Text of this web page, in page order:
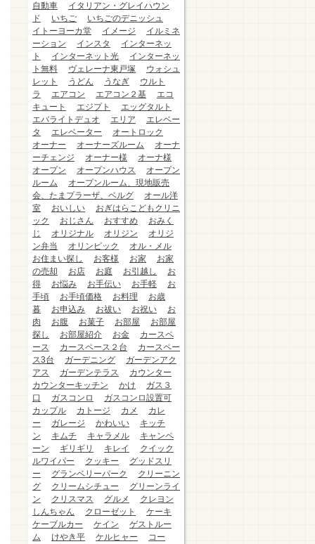
自動車
イタリアン・グレイハウン
ド
いちご
いちごのデニッシュ
イトーヨーカ堂
イメージ
イルミネ
ーション
インスタ
インターネッ
ト
インターネット光
インターネッ
ト無料
ヴェレーナ東戸塚
ウォシュ
レット
うどん うなぎ
ウルト
ラ
エアコン エアコン２基
エコ
キュート
エジプト
エッグタルト
エバライトデュオ
エリア
エレベー
タ
エレベーター
オートロック
オーナー
オーナーズルーム
オーナ
ーチェンジ
オーナー様
オーナ様
オープン
オープンハウス
オープン
ルーム
オープンルーム、現地販売
会、たまプラーザ、ベルグ
オール洋
室
おいしい
おぎはらこどもクリニ
ック
おじさん おすすめ
おみく
じ
オリジナル オリジン
オリジ
ン弁当
オリンピック
オル・メル
お住まい探し
お客様 お家
お家
の売却
お店 お庭 お引越し
お
得
お悩み お手伝い お手軽
お
手頃
お手頃価格 お料理
お歳
暮
お申込み お祓い お祝い
お
肉
お腹 お菓子 お部屋
お部屋
探し
お部屋紹介 お金
カースペ
ース
カースペース２台
カースペー
ス3台
ガーデニング
ガーデンアク
アス
ガーデンテラス
カウンター
カウンターキッチン
かけ
ガス３
口
ガスコンロ
ガスコンロ設置可
カップル
カトージ カメ
カレ
ー
ガレージ かわいい
キッチ
ン
キムチ キャラメル
キャンペ
ーン
ギリギリ キレイ
クイック
ルワイパー
クッキー
グッドスリ
ー
グランベリーパーク
クリーニン
グ
クリームシチュー
グリーンライ
ン
クリスマス グルメ
クレヨン
しんちゃん
クローゼット
ケーキ
ケーブルカー
ケイン
ゲストルー
ム
けやき平 ケルヒャー
コー